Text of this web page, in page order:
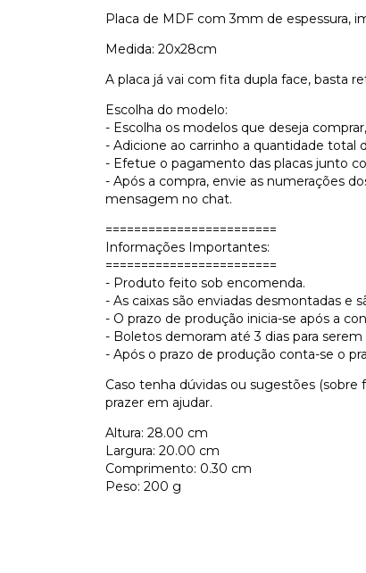
Placa de MDF com 3mm de espessura,
Medida: 20x28cm
A placa já vai com fita dupla face, basta
Escolha do modelo:
- Escolha os modelos que deseja
- Adicione ao carrinho a quantidade total
- Efetue o pagamento das placas junto
- Após a compra, envie as numerações
mensagem no chat.
========================
Informações Importantes:
========================
- Produto feito sob encomenda.
- As caixas são enviadas desmontadas e
- O prazo de produção inicia-se após a
- Boletos demoram até 3 dias para
- Após o prazo de produção conta-se o
Caso tenha dúvidas ou sugestões
prazer em ajudar.
Altura: 28.00 cm
Largura: 20.00 cm
Comprimento: 0.30 cm
Peso: 200 g